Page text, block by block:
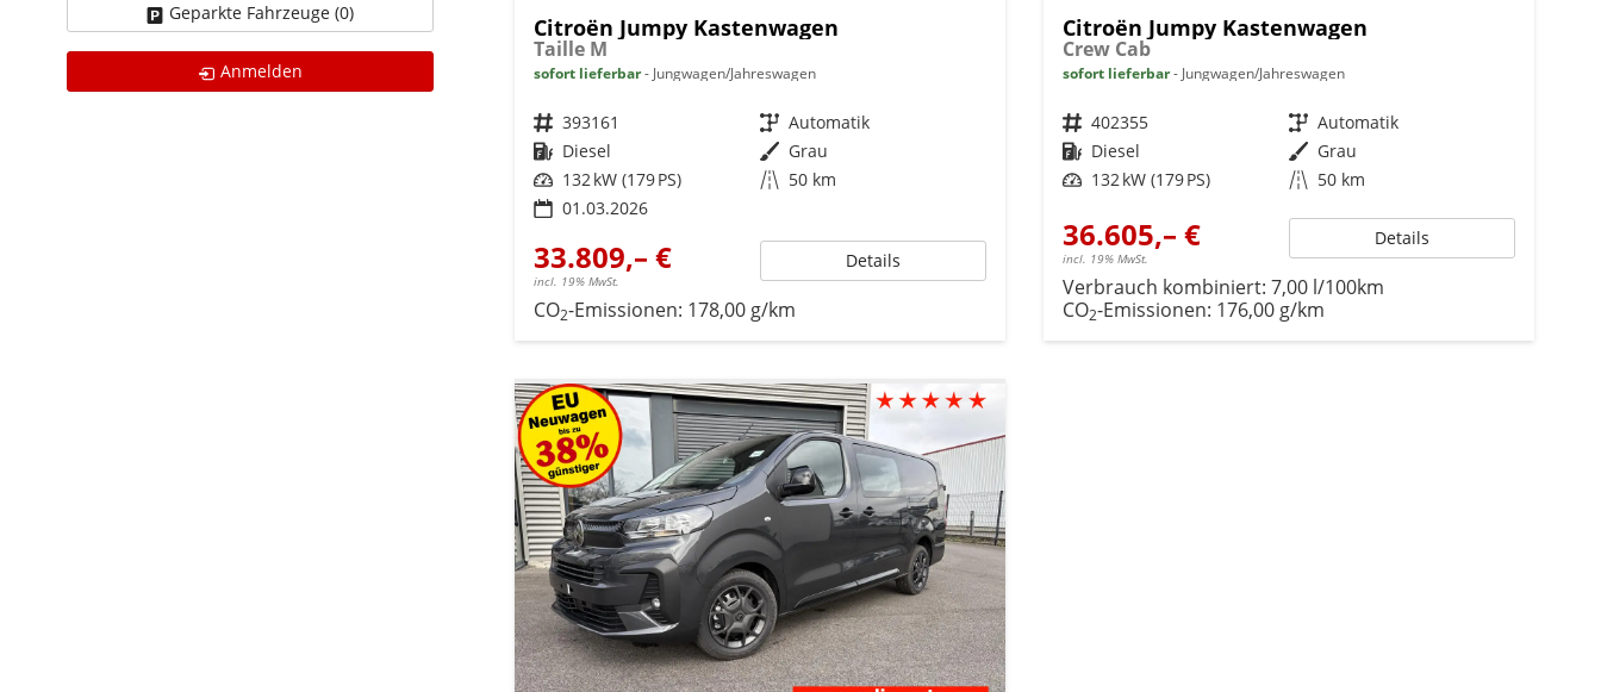
Citroën Jumpy Kastenwagen
Taille M
sofort lieferbar Jungwagen/Jahreswagen
Fahrzeugnr. 393161 Getriebe Automatik
Kraftstoff Diesel Außenfarbe Grau
Leistung 132 kW (179 PS) Kilometerstand 50 km
01.03.2026
33.809,– €
incl. 19% MwSt.
Details
CO2-Emissionen: 178,00 g/km
Citroën Jumpy Kastenwagen
Crew Cab
sofort lieferbar Jungwagen/Jahreswagen
Fahrzeugnr. 402355 Getriebe Automatik
Kraftstoff Diesel Außenfarbe Grau
Leistung 132 kW (179 PS) Kilometerstand 50 km
36.605,– €
incl. 19% MwSt.
Details
Verbrauch kombiniert: 7,00 l/100km
CO2-Emissionen: 176,00 g/km
Geparkte Fahrzeuge (0)
Anmelden